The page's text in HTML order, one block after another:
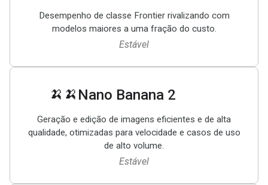
Desempenho de classe Frontier rivalizando com
modelos maiores a uma fração do custo.
Estável
🍌🍌 Nano Banana 2
Geração e edição de imagens eficientes e de alta
qualidade, otimizadas para velocidade e casos de uso
de alto volume.
Estável